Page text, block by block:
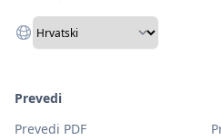
Prevedi
Prevedi PDF